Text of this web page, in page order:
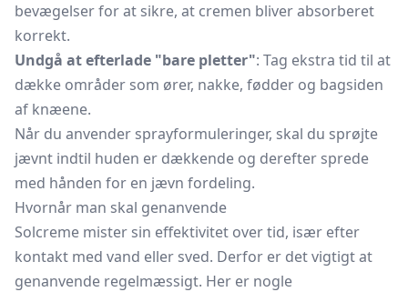
bevægelser for at sikre, at cremen bliver absorberet
korrekt.
Undgå at efterlade "bare pletter": Tag ekstra tid til at
dække områder som ører, nakke, fødder og bagsiden
af knæene.
Når du anvender sprayformuleringer, skal du sprøjte
jævnt indtil huden er dækkende og derefter sprede
med hånden for en jævn fordeling.
Hvornår man skal genanvende
Solcreme mister sin effektivitet over tid, især efter
kontakt med vand eller sved. Derfor er det vigtigt at
genanvende regelmæssigt. Her er nogle